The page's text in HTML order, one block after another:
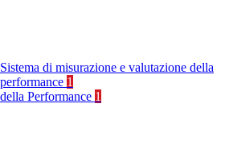
Sistema di misurazione e valutazione della
performance 1
Performance 1